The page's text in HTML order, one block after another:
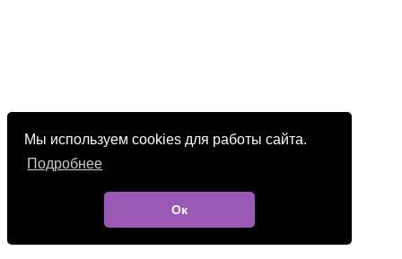
Мы используем cookies для работы сайта.
Подробнее
Ок